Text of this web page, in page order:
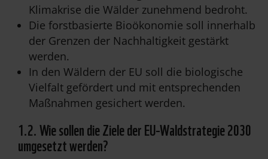
Klimakrise die Wälder zunehmend bedroht.
Die forstbasierte Bioökonomie soll innerhalb
der Grenzen der Nachhaltigkeit gestärkt
werden.
In den Wäldern der EU soll die biologische
Vielfalt gefördert und mit entsprechenden
Maßnahmen gesichert werden.
1.2. Wie sollen die Ziele der EU-Waldstrategie 2030
umgesetzt werden?